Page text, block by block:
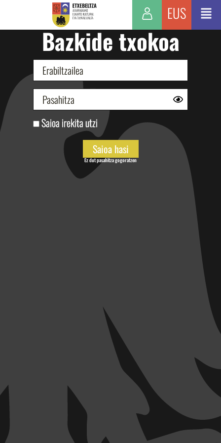
EUS
Bazkide txokoa
Saioa irekita utzi
Ez dut pasahitza gogoratzen